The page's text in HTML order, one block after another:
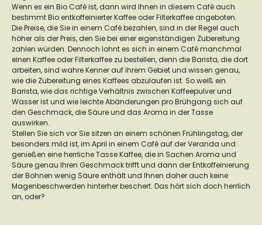
Wenn es ein Bio Café ist, dann wird Ihnen in diesem Café auch
bestimmt Bio entkoffeinierter Kaffee oder Filterkaffee angeboten.
Die Preise, die Sie in einem Café bezahlen, sind in der Regel auch
höher als der Preis, den Sie bei einer eigenständigen Zubereitung
zahlen würden. Dennoch lohnt es sich in einem Café manchmal
einen Kaffee oder Filterkaffee zu bestellen, denn die Barista, die dort
arbeiten, sind wahre Kenner auf ihrem Gebiet und wissen genau,
wie die Zubereitung eines Kaffees abzulaufen ist. So weiß ein
Barista, wie das richtige Verhältnis zwischen Kaffeepulver und
Wasser ist und wie leichte Abänderungen pro Brühgang sich auf
den Geschmack, die Säure und das Aroma in der Tasse
auswirken.
Stellen Sie sich vor Sie sitzen an einem schönen Frühlingstag, der
besonders mild ist, im April in einem Café auf der Veranda und
genießen eine herrliche Tasse Kaffee, die in Sachen Aroma und
Säure genau Ihren Geschmack trifft und dann der Entkoffeinierung
der Bohnen wenig Säure enthält und Ihnen daher auch keine
Magenbeschwerden hinterher beschert. Das hört sich doch herrlich
an, oder?